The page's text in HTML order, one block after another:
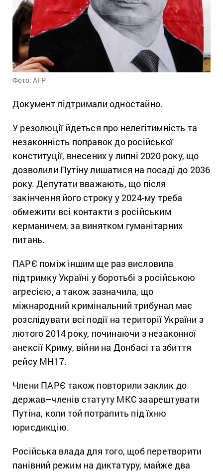
Фото: AFP
Документ підтримали одностайно.
У резолюції йдеться про нелегітимність та
незаконність поправок до російської
конституції, внесених у липні 2020 року, що
дозволили Путіну лишатися на посаді до 2036
року. Депутати вважають, що після
закінчення його строку у 2024-му треба
обмежити всі контакти з російським
керманичем, за винятком гуманітарних
питань.
ПАРЄ поміж іншим ще раз висловила
підтримку Україні у боротьбі з російською
агресією, а також зазначила, що
міжнародний кримінальний трибунал має
розслідувати всі події на території України з
лютого 2014 року, починаючи з незаконної
анексії Криму, війни на Донбасі та збиття
рейсу MH17.
Члени ПАРЄ також повторили заклик до
держав–членів статуту МКС заарештувати
Путіна, коли той потрапить під їхню
юрисдикцію.
Російська влада для того, щоб перетворити
панівний режим на диктатуру, майже два